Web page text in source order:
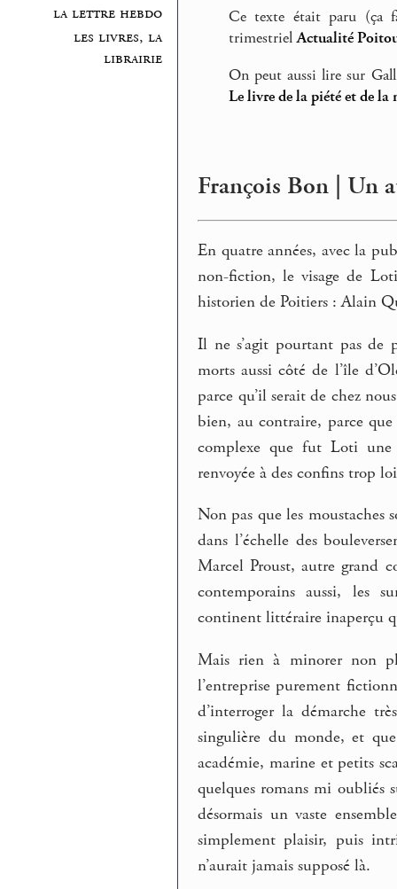
la lettre hebdo
les livres, la
librairie
Ce texte était paru (ça
trimestrielActualité
On peut aussi lire sur
Le livre de la piété et de la
François Bon | Un
En quatre années, avec la
non-fiction, le visage de
historien de Poitiers : Alain
Il ne s’agit pourtant pas de
morts aussi côté de l’île
parce qu’il serait de chez
bien, au contraire, parce
complexe que fut Loti une
renvoyée à des confins trop
Non pas que les moustaches
dans l’échelle des
Marcel Proust, autre grand
contemporains aussi, les
continent littéraire inaperçu
Mais rien à minorer non
l’entreprise purement
d’interroger la démarche
singulière du monde, et
académie, marine et petits
quelques romans mi oubliés
désormais un vaste
simplement plaisir, puis
n’aurait jamais supposé là.